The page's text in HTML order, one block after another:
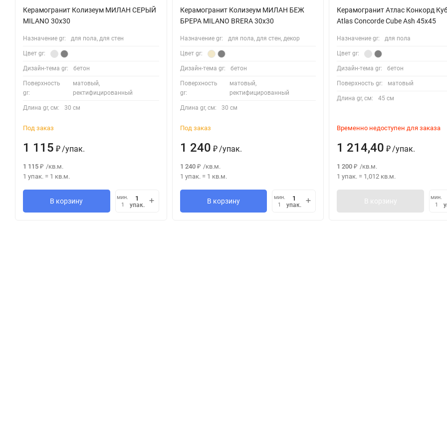
Керамогранит Колизеум МИЛАН СЕРЫЙ
MILANO 30x30
Назначение gr: для пола, для стен
Цвет gr:
Дизайн-тема gr: бетон
Поверхность
gr:
матовый,
ректифицированный
Длина gr, см: 30 см
Под заказ
1 115 ₽ /упак.
1 115 ₽ /кв.м.
1 упак. = 1 кв.м.
В корзину
мин.
1
упак.
Керамогранит Колизеум МИЛАН БЕЖ
БРЕРА MILANO BRERA 30x30
Назначение gr: для пола, для стен, декор
Цвет gr:
Дизайн-тема gr: бетон
Поверхность
gr:
матовый,
ректифицированный
Длина gr, см: 30 см
Под заказ
1 240 ₽ /упак.
1 240 ₽ /кв.м.
1 упак.= 1 кв.м.
В корзину
мин.
1
упак.
Керамогранит Атлас Конкорд
Atlas Concorde Cube Ash 45х45
Назначение gr: для пола
Цвет gr:
Дизайн-тема gr: бетон
Поверхность gr: матовый
Длина gr, см: 45 см
Временно недоступен для заказа
1 214,40 ₽ /упак.
1 200 ₽ /кв.м.
1 упак. = 1,012 кв.м.
В корзину
мин.
1